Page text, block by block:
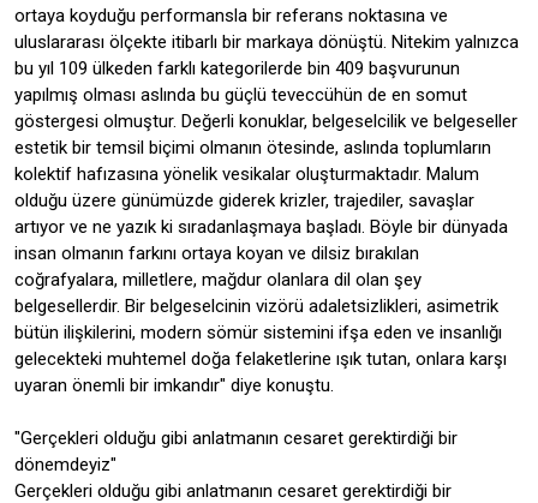
ortaya koyduğu performansla bir referans noktasına ve
uluslararası ölçekte itibarlı bir markaya dönüştü. Nitekim yalnızca
bu yıl 109 ülkeden farklı kategorilerde bin 409 başvurunun
yapılmış olması aslında bu güçlü teveccühün de en somut
göstergesi olmuştur. Değerli konuklar, belgeselcilik ve belgeseller
estetik bir temsil biçimi olmanın ötesinde, aslında toplumların
kolektif hafızasına yönelik vesikalar oluşturmaktadır. Malum
olduğu üzere günümüzde giderek krizler, trajediler, savaşlar
artıyor ve ne yazık ki sıradanlaşmaya başladı. Böyle bir dünyada
insan olmanın farkını ortaya koyan ve dilsiz bırakılan
coğrafyalara, milletlere, mağdur olanlara dil olan şey
belgesellerdir. Bir belgeselcinin vizörü adaletsizlikleri, asimetrik
bütün ilişkilerini, modern sömür sistemini ifşa eden ve insanlığı
gelecekteki muhtemel doğa felaketlerine ışık tutan, onlara karşı
uyaran önemli bir imkandır" diye konuştu.
"Gerçekleri olduğu gibi anlatmanın cesaret gerektirdiği bir
dönemdeyiz"
Gerçekleri olduğu gibi anlatmanın cesaret gerektirdiği bir